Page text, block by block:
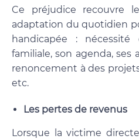
Ce préjudice recouvre
adaptation du quotidien
handicapée :
familiale, son agenda, ses
renoncement à des
etc.
Les pertes de revenus
Lorsque la victime